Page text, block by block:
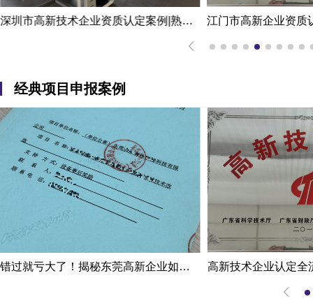
深圳市高新技术企业资质认定案例|熟练掌握国家高新企业资质认定
经典项目申报案例
错过就亏大了！揭秘东莞高新企业如何轻松拿下省级技术改造项目300万补贴